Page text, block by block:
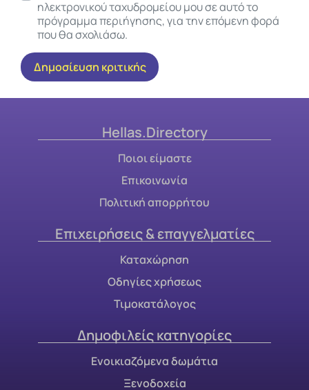
ηλεκτρονικού ταχυδρομείου μου σε αυτό το
πρόγραμμα περιήγησης, για την επόμενη φορά
που θα σχολιάσω.
Hellas.Directory
Ποιοι είμαστε
Επικοινωνία
Πολιτική απορρήτου
Επιχειρήσεις & επαγγελματίες
Καταχώρηση
Οδηγίες χρήσεως
Τιμοκατάλογος
Δημοφιλείς κατηγορίες
Ενοικιαζόμενα δωμάτια
Ξενοδοχεία